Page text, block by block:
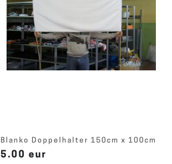
Blanko Doppelhalter 150cm x 100cm
5.00 eur